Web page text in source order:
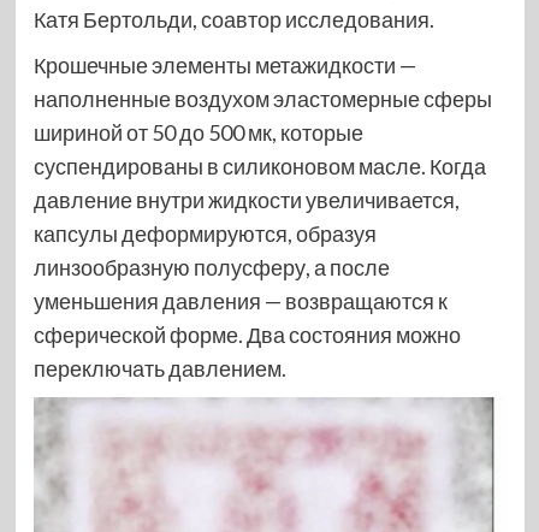
Катя Бертольди, соавтор исследования.
Крошечные элементы метажидкости —
наполненные воздухом эластомерные сферы
шириной от 50 до 500 мк, которые
суспендированы в силиконовом масле. Когда
давление внутри жидкости увеличивается,
капсулы деформируются, образуя
линзообразную полусферу, а после
уменьшения давления — возвращаются к
сферической форме. Два состояния можно
переключать давлением.